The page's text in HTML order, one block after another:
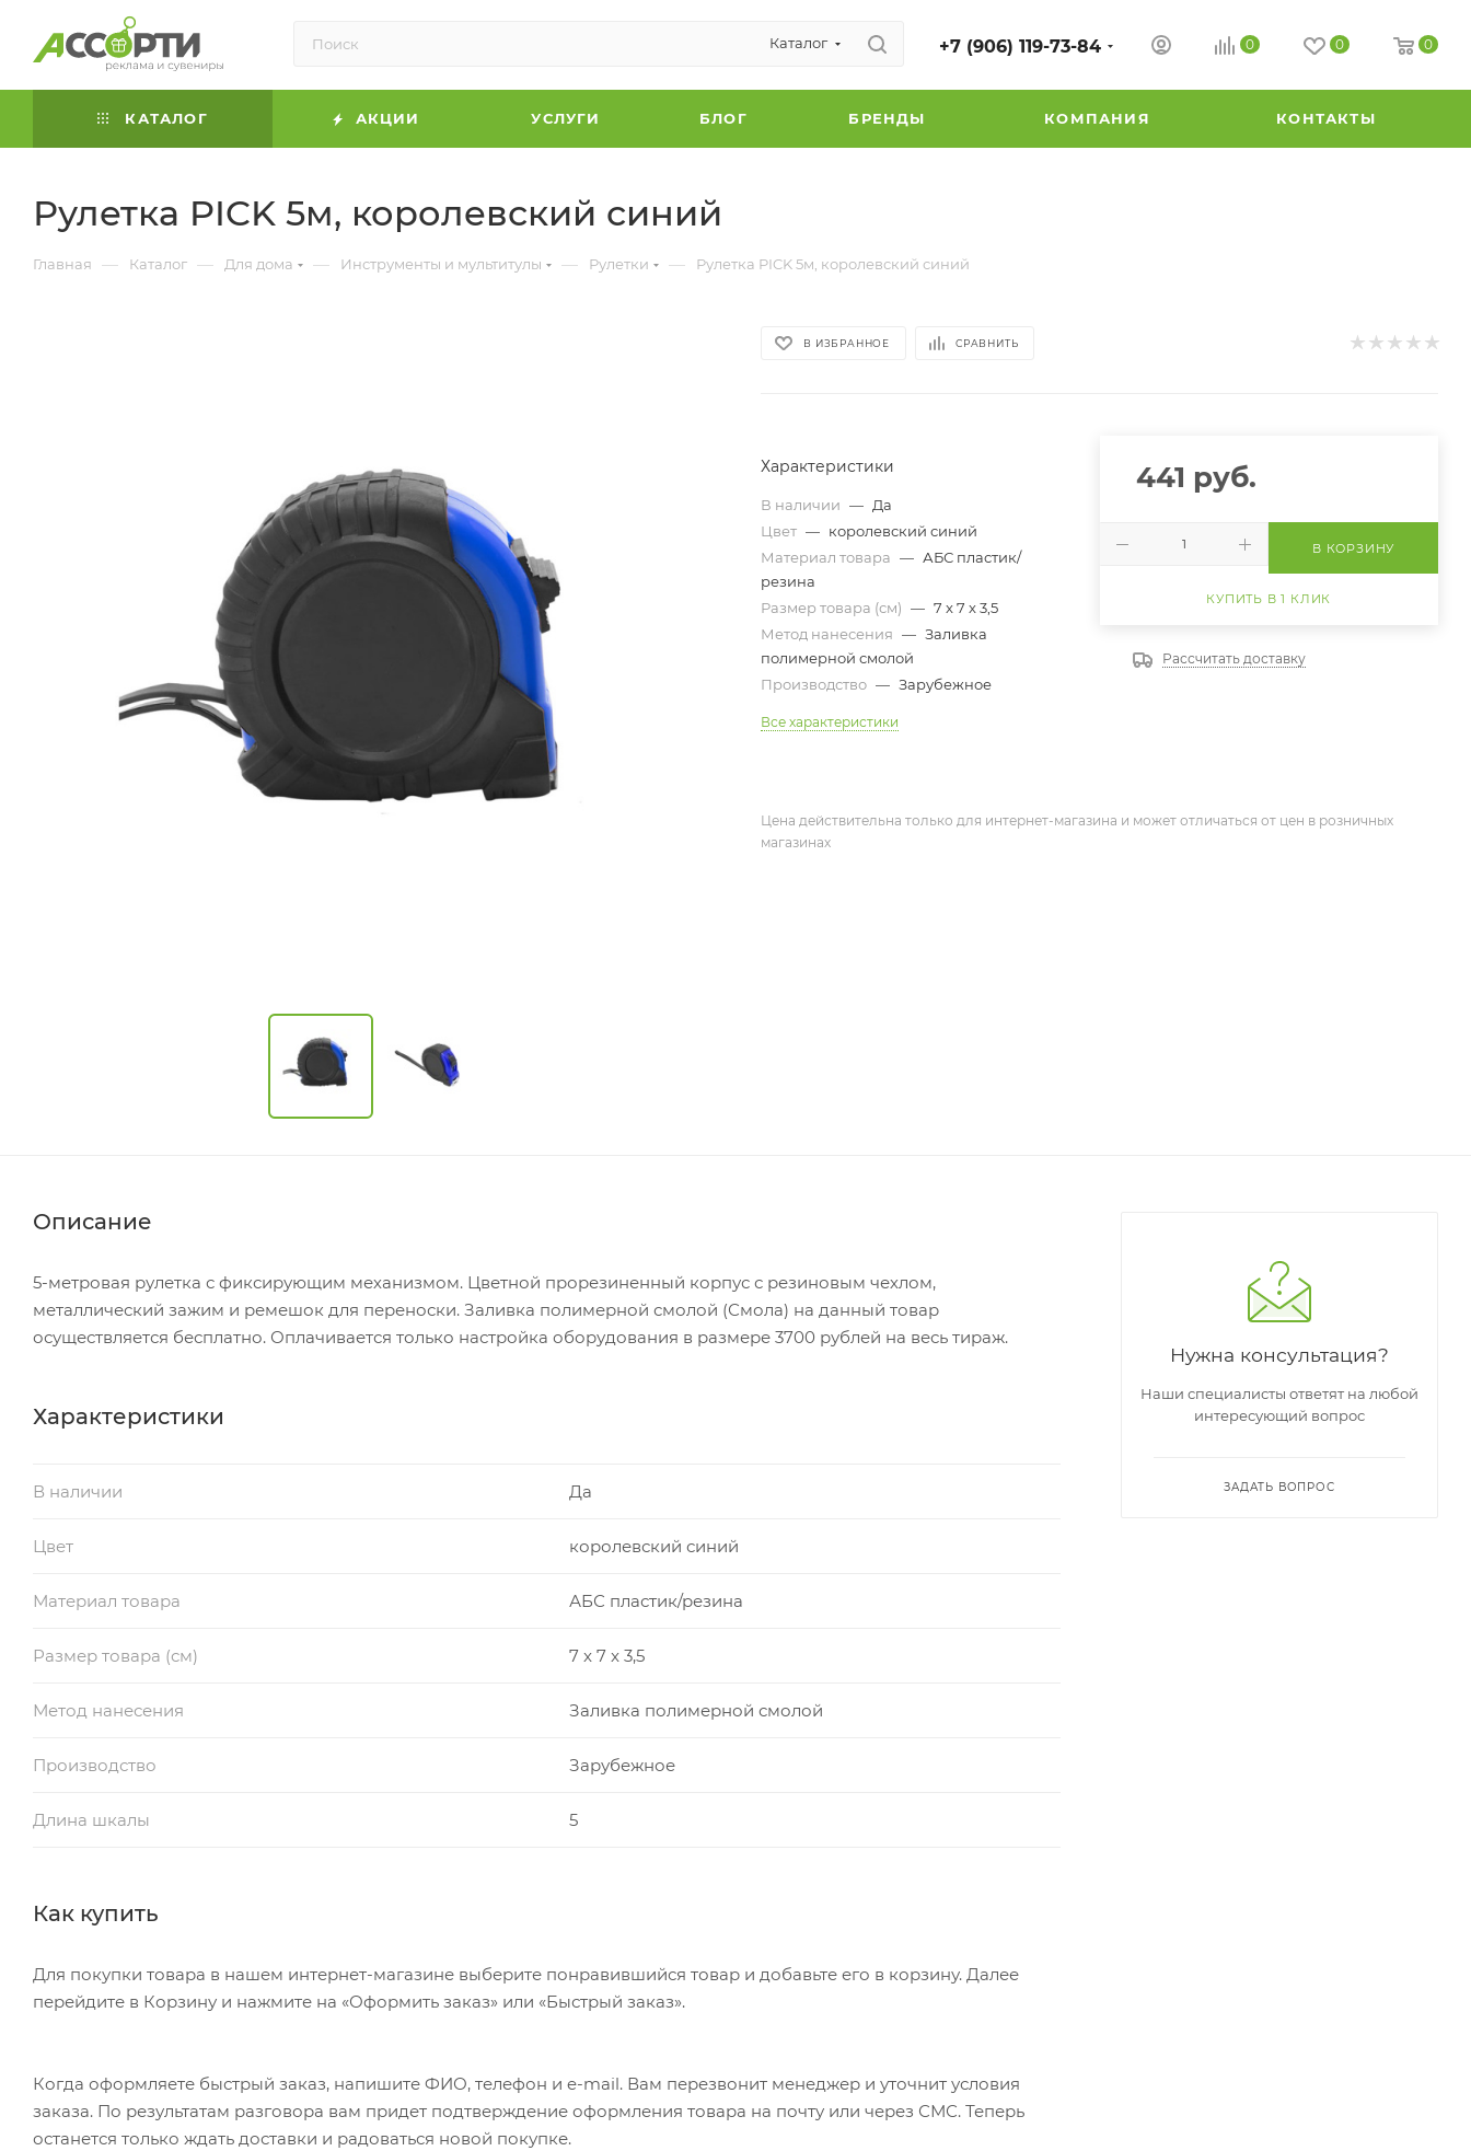
Каталог +7 (906) 119-73-84 0 0 0
КАТАЛОГ АКЦИИ УСЛУГИ БЛОГ БРЕНДЫ КОМПАНИЯ КОНТАКТЫ
Рулетка PICK 5м, королевский синий
Главная — Каталог — Для дома — Инструменты и мультитулы — Рулетки — Рулетка PICK 5м, королевский синий
В ИЗБРАННОЕ СРАВНИТЬ
Характеристики
В наличии — Да
Цвет — королевский синий
Материал товара — АБС пластик/
резина
Размер товара (см) — 7 x 7 x 3,5
Метод нанесения — Заливка
полимерной смолой
Производство — Зарубежное
Все характеристики
441 руб.
В КОРЗИНУ
КУПИТЬ В 1 КЛИК
Рассчитать доставку
Цена действительна только для интернет-магазина и может отличаться от цен в розничных
магазинах
Описание
5-метровая рулетка с фиксирующим механизмом. Цветной прорезиненный корпус с резиновым чехлом,
металлический зажим и ремешок для переноски. Заливка полимерной смолой (Смола) на данный товар
осуществляется бесплатно. Оплачивается только настройка оборудования в размере 3700 рублей на весь тираж.
Характеристики
В наличии Да
Цвет королевский синий
Материал товара АБС пластик/резина
Размер товара (см) 7 x 7 x 3,5
Метод нанесения Заливка полимерной смолой
Производство Зарубежное
Длина шкалы 5
Как купить
Для покупки товара в нашем интернет-магазине выберите понравившийся товар и добавьте его в корзину. Далее
перейдите в Корзину и нажмите на «Оформить заказ» или «Быстрый заказ».
Когда оформляете быстрый заказ, напишите ФИО, телефон и e-mail. Вам перезвонит менеджер и уточнит условия
заказа. По результатам разговора вам придет подтверждение оформления товара на почту или через СМС. Теперь
останется только ждать доставки и радоваться новой покупке.
Нужна консультация?
Наши специалисты ответят на любой
интересующий вопрос
ЗАДАТЬ ВОПРОС